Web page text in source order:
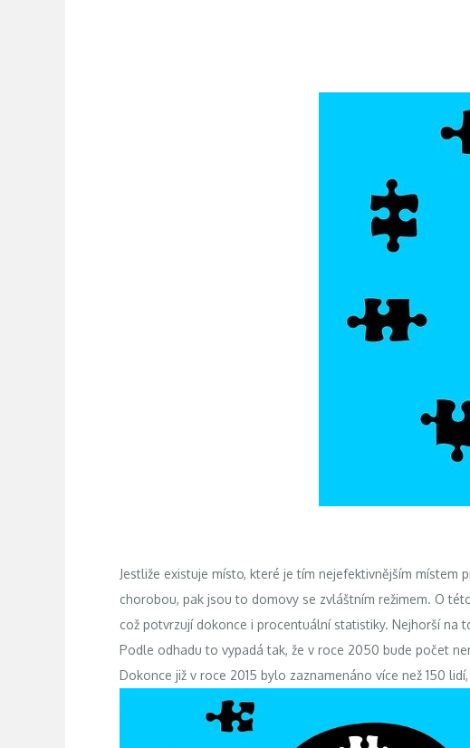
Jestliže existuje místo, které je tím nejefektivnějším
chorobou, pak jsou to domovy se zvláštním režimem. O
což potvrzují dokonce i procentuální statistiky. Nejhorší na
Podle odhadu to vypadá tak, že v roce 2050 bude počet
Dokonce již v roce 2015 bylo zaznamenáno více než 150